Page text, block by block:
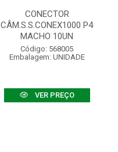
CONECTOR
CÂM.S.S.CONEX1000 P4
MACHO 10UN
Código: 568005
Embalagem: UNIDADE
VER PREÇO